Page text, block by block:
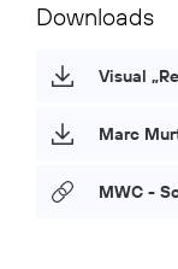
Downloads
Visual
Marc
MWC -